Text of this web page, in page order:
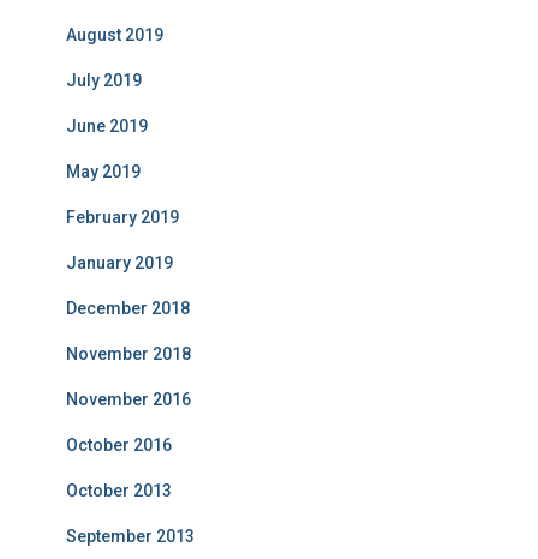
August 2019
July 2019
June 2019
May 2019
February 2019
January 2019
December 2018
November 2018
November 2016
October 2016
October 2013
September 2013